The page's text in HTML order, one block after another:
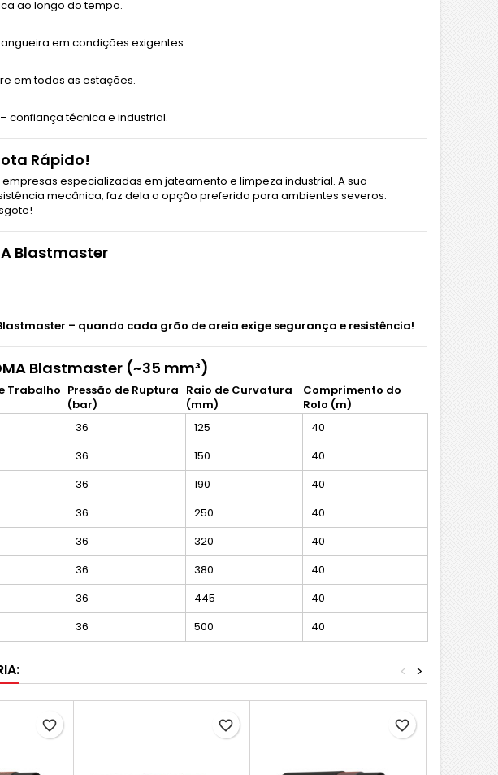
ao longo do tempo.
em condições exigentes.
em todas as estações.
– confiança técnica e industrial.
Rápido!
especializadas em jateamento e limpeza industrial. A sua
mecânica, faz dela a opção preferida para ambientes severos.
Blastmaster
– quando cada grão de areia exige segurança e resistência!
Blastmaster (~35 mm³)
Trabalho Pressão de Ruptura
(bar)
Raio de Curvatura
(mm)
Comprimento do
Rolo (m)
36 125
40
36 150
40
36 190
40
36 250
40
36 320
40
36 380
40
36 445
40
36 500 40
>
<
favorite_border favorite_border favorite_border